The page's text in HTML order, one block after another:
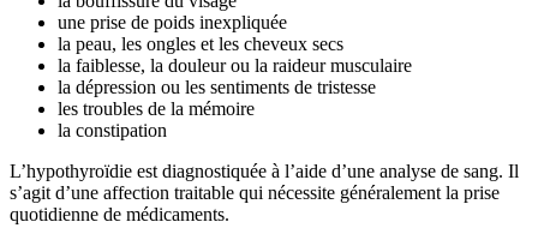
une prise de poids inexpliquée
la peau, les ongles et les cheveux secs
la faiblesse, la douleur ou la raideur musculaire
la dépression ou les sentiments de tristesse
les troubles de la mémoire
la constipation
L’hypothyroïdie est diagnostiquée à l’aide d’une analyse de sang. Il
s’agit d’une affection traitable qui nécessite généralement la prise
quotidienne de médicaments.